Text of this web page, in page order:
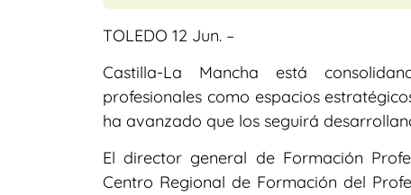
TOLEDO 12 Jun. –
Castilla-La Mancha está
profesionales como espacios
ha avanzado que los seguirá
El director general de Formación
Centro Regional de Formación del